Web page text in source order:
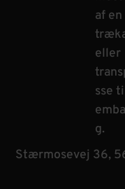
Stærmosevej 36,